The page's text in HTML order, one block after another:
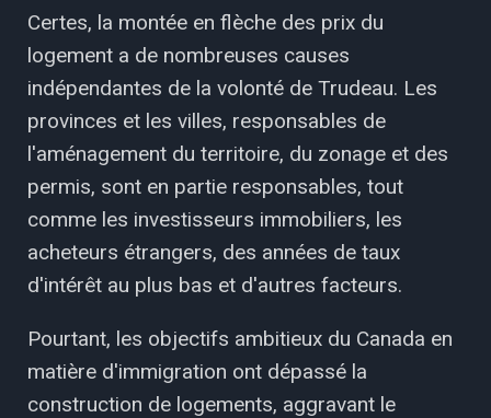
Certes, la montée en flèche des prix du
logement a de nombreuses causes
indépendantes de la volonté de Trudeau. Les
provinces et les villes, responsables de
l'aménagement du territoire, du zonage et des
permis, sont en partie responsables, tout
comme les investisseurs immobiliers, les
acheteurs étrangers, des années de taux
d'intérêt au plus bas et d'autres facteurs.
Pourtant, les objectifs ambitieux du Canada en
matière d'immigration ont dépassé la
construction de logements, aggravant le